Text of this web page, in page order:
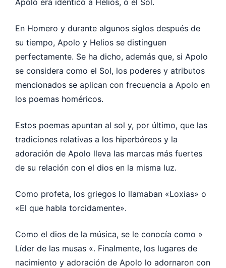
En Homero y durante algunos siglos después de
su tiempo, Apolo y Helios se distinguen
perfectamente. Se ha dicho, además que, si Apolo
se considera como el Sol, los poderes y atributos
mencionados se aplican con frecuencia a Apolo en
los poemas homéricos.
Estos poemas apuntan al sol y, por último, que las
tradiciones relativas a los hiperbóreos y la
adoración de Apolo lleva las marcas más fuertes
de su relación con el dios en la misma luz.
Como profeta, los griegos lo llamaban «Loxias» o
«El que habla torcidamente».
Como el dios de la música, se le conocía como »
Líder de las musas «. Finalmente, los lugares de
nacimiento y adoración de Apolo lo adornaron con